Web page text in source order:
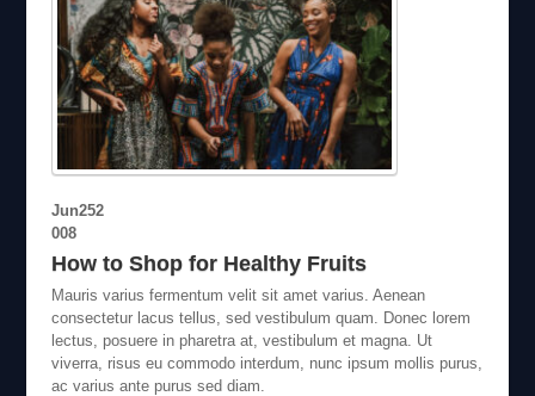
Jun252
008
How to Shop for Healthy Fruits
Mauris varius fermentum velit sit amet varius. Aenean
consectetur lacus tellus, sed vestibulum quam. Donec lorem
lectus, posuere in pharetra at, vestibulum et magna. Ut
viverra, risus eu commodo interdum, nunc ipsum mollis purus,
ac varius ante purus sed diam.